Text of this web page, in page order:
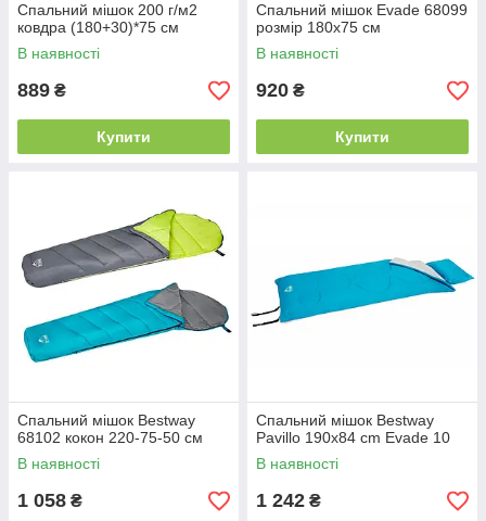
Спальний мішок 200 г/м2
ковдра (180+30)*75 см
В наявності
889 ₴
Купити
Спальний мішок Evade 68099
розмір 180x75 см
В наявності
920 ₴
Купити
Спальний мішок Bestway
68102 кокон 220-75-50 см
В наявності
1 058 ₴
Спальний мішок Bestway
Pavillo 190x84 cm Evade 10
В наявності
1 242 ₴